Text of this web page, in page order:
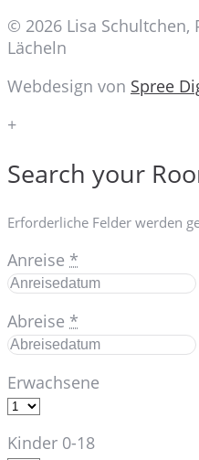
© 2026 Lisa Schultchen,
Lächeln
Webdesign von Spree
+
Search your
Erforderliche Felder werden
Anreise *
Abreise *
Erwachsene
Kinder 0-18